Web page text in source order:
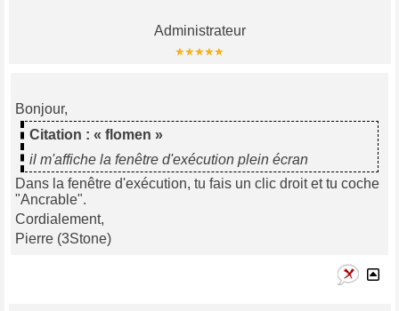
Administrateur
Bonjour,
Citation : « flomen »
il m'affiche la fenêtre d'exécution plein écran
Dans la fenêtre d'exécution, tu fais un clic droit et tu coche
"Ancrable".
Cordialement,
Pierre (3Stone)